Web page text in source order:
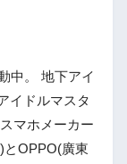
中。 地下アイ
イドルマスタ
マホメーカー
とOPPO(廣東